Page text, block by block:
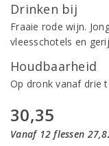
Drinken bij
Fraaie rode wijn.
vleesschotels en
Houdbaarheid
Op dronk vanaf drie
30,35
Vanaf 12 flessen